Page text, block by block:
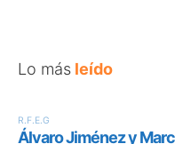
Lo más leído